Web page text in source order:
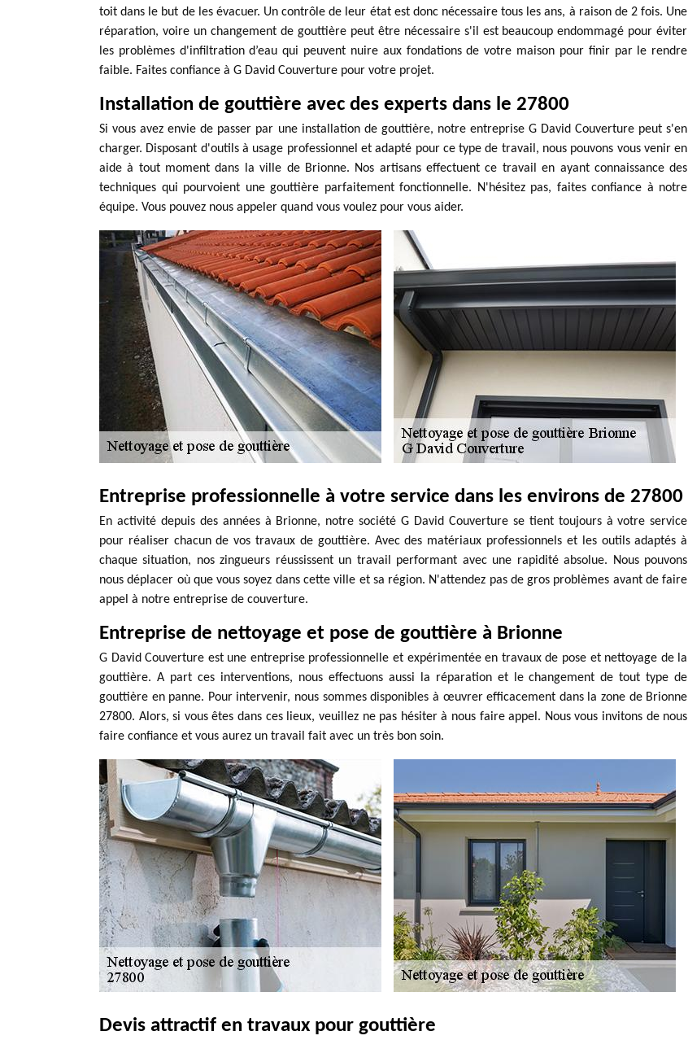
toit dans le but de les évacuer. Un contrôle de leur état est donc nécessaire tous les ans, à raison de 2 fois. Une
réparation, voire un changement de gouttière peut être nécessaire s'il est beaucoup endommagé pour éviter
les problèmes d'infiltration d’eau qui peuvent nuire aux fondations de votre maison pour finir par le rendre
faible. Faites confiance à G David Couverture pour votre projet.
Installation de gouttière avec des experts dans le 27800
Si vous avez envie de passer par une installation de gouttière, notre entreprise G David Couverture peut s'en
charger. Disposant d'outils à usage professionnel et adapté pour ce type de travail, nous pouvons vous venir en
aide à tout moment dans la ville de Brionne. Nos artisans effectuent ce travail en ayant connaissance des
techniques qui pourvoient une gouttière parfaitement fonctionnelle. N'hésitez pas, faites confiance à notre
équipe. Vous pouvez nous appeler quand vous voulez pour vous aider.
Entreprise professionnelle à votre service dans les environs de 27800
En activité depuis des années à Brionne, notre société G David Couverture se tient toujours à votre service
pour réaliser chacun de vos travaux de gouttière. Avec des matériaux professionnels et les outils adaptés à
chaque situation, nos zingueurs réussissent un travail performant avec une rapidité absolue. Nous pouvons
nous déplacer où que vous soyez dans cette ville et sa région. N'attendez pas de gros problèmes avant de faire
appel à notre entreprise de couverture.
Entreprise de nettoyage et pose de gouttière à Brionne
G David Couverture est une entreprise professionnelle et expérimentée en travaux de pose et nettoyage de la
gouttière. A part ces interventions, nous effectuons aussi la réparation et le changement de tout type de
gouttière en panne. Pour intervenir, nous sommes disponibles à œuvrer efficacement dans la zone de Brionne
27800. Alors, si vous êtes dans ces lieux, veuillez ne pas hésiter à nous faire appel. Nous vous invitons de nous
faire confiance et vous aurez un travail fait avec un très bon soin.
Devis attractif en travaux pour gouttière